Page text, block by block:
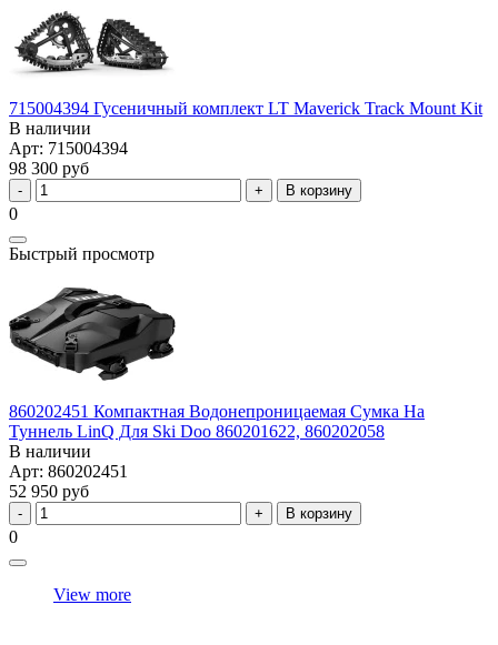
715004394 Гусеничный комплект LT Maverick Track Mount Kit
В наличии
Арт: 715004394
98 300 руб
В корзину
0
Быстрый просмотр
860202451 Компактная Водонепроницаемая Сумка На
Туннель LinQ Для Ski Doo 860201622, 860202058
В наличии
Арт: 860202451
52 950 руб
В корзину
0
View more